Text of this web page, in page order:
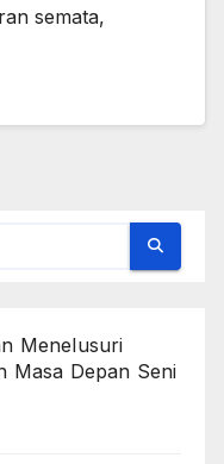
semata,
Menelusuri
Masa Depan Seni